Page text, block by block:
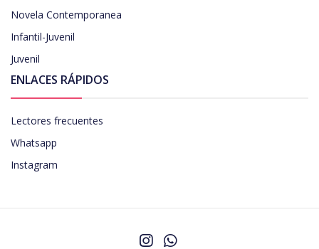
Novela Contemporanea
Infantil-Juvenil
Juvenil
ENLACES RÁPIDOS
Lectores frecuentes
Whatsapp
Instagram